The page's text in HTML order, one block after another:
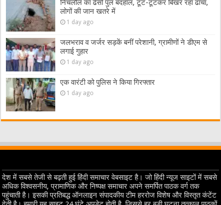
निचलौल का ढेसो पुल बदहाल, टूट-टूटकर बिखर रहा ढांचा,
लोगों की जान खतरे में
1 day ago
जलभराव व जर्जर सड़कें बनीं परेशानी, ग्रामीणों ने डीएम से
लगाई गुहार
1 day ago
एक वारंटी को पुलिस ने किया गिरफ्तार
1 day ago
देश में सबसे तेजी से बढ़ती हुई हिंदी समाचार वेबसाइट है। जो हिंदी न्यूज साइटों में सबसे
अधिक विश्वसनीय, प्रामाणिक और निष्पक्ष समाचार अपने समर्पित पाठक वर्ग तक
पहुंचाती है। इसकी प्रतिबद्ध ऑनलाइन संपादकीय टीम हररोज विशेष और विस्तृत कंटेंट